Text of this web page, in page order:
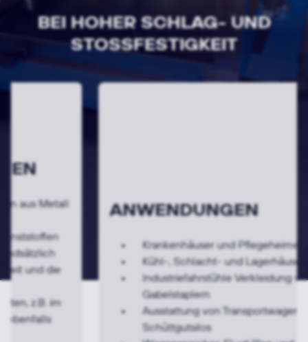
BEI HOHER SCHLAG- UND
STOSSFESTIGKEIT
ANWENDUNGEN
Krankenhäuser und Pflegeheime
Kühl-, Schlacht- und Lagerhäuser
Industriefahrstühle Verkleidung von
Ausstattung von Transportwagen und